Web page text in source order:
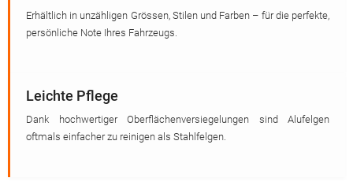
Erhältlich in unzähligen Grössen, Stilen und Farben – für die perfekte,
persönliche Note Ihres Fahrzeugs.
Leichte Pflege
Dank hochwertiger Oberflächenversiegelungen sind Alufelgen
oftmals einfacher zu reinigen als Stahlfelgen.